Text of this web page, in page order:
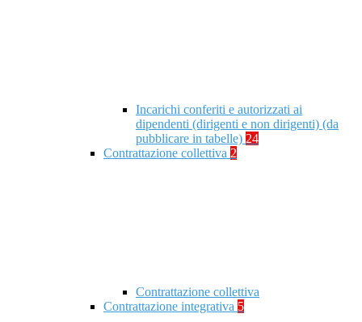
Incarichi conferiti e autorizzati ai
dipendenti (dirigenti e non dirigenti) (da
pubblicare in tabelle) 24
Contrattazione collettiva 2
Contrattazione collettiva
Contrattazione integrativa 5